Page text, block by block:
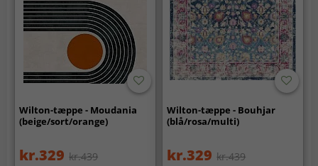
Wilton-tæppe - Moudania
(beige/sort/orange)
kr.329 kr.439
Wilton-tæppe - Bouhjar
(blå/rosa/multi)
kr.329 kr.439